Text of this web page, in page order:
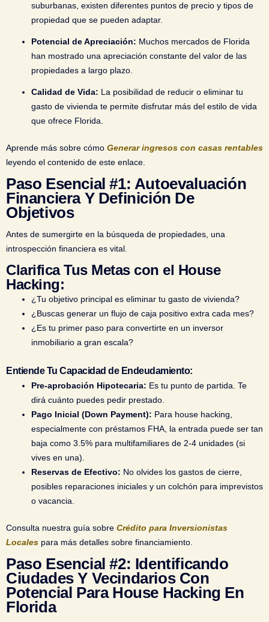
suburbanas, existen diferentes puntos de precio y tipos de
propiedad que se pueden adaptar.
Potencial de Apreciación: Muchos mercados de Florida
han mostrado una apreciación constante del valor de las
propiedades a largo plazo.
Calidad de Vida: La posibilidad de reducir o eliminar tu
gasto de vivienda te permite disfrutar más del estilo de vida
que ofrece Florida.
Aprende más sobre cómo Generar ingresos con casas rentables
leyendo el contenido de este enlace.
Paso Esencial #1: Autoevaluación
Financiera Y Definición De
Objetivos
Antes de sumergirte en la búsqueda de propiedades, una
introspección financiera es vital.
Clarifica Tus Metas con el House
Hacking:
¿Tu objetivo principal es eliminar tu gasto de vivienda?
¿Buscas generar un flujo de caja positivo extra cada mes?
¿Es tu primer paso para convertirte en un inversor
inmobiliario a gran escala?
Entiende Tu Capacidad de Endeudamiento:
Pre-aprobación Hipotecaria: Es tu punto de partida. Te
dirá cuánto puedes pedir prestado.
Pago Inicial (Down Payment): Para house hacking,
especialmente con préstamos FHA, la entrada puede ser tan
baja como 3.5% para multifamiliares de 2-4 unidades (si
vives en una).
Reservas de Efectivo: No olvides los gastos de cierre,
posibles reparaciones iniciales y un colchón para imprevistos
o vacancia.
Consulta nuestra guía sobre Crédito para Inversionistas
Locales para más detalles sobre financiamiento.
Paso Esencial #2: Identificando
Ciudades Y Vecindarios Con
Potencial Para House Hacking En
Florida